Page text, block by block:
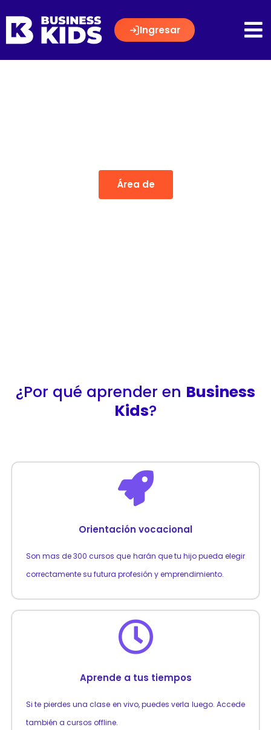
Ingresar
Área de
¿Por qué aprender en Business
Kids?
Orientación vocacional
Son mas de 300 cursos que harán que tu hijo pueda elegir
correctamente su futura profesión y emprendimiento.
Aprende a tus tiempos
Si te pierdes una clase en vivo, puedes verla luego. Accede
también a cursos offline.